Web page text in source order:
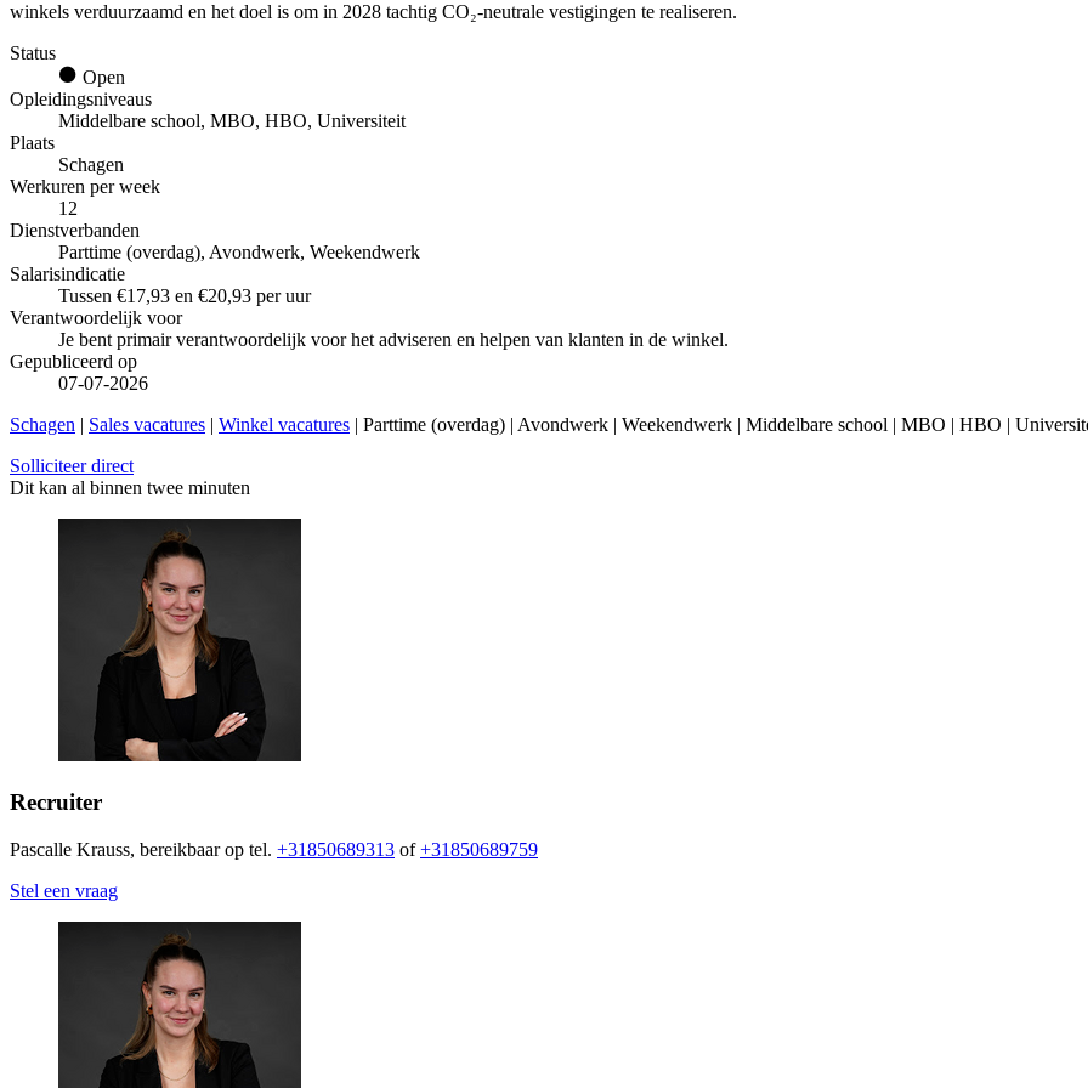
winkels verduurzaamd en het doel is om in 2028 tachtig CO₂-neutrale vestigingen te realiseren.
Status
Open
Opleidingsniveaus
Middelbare school, MBO, HBO, Universiteit
Plaats
Schagen
Werkuren per week
12
Dienstverbanden
Parttime (overdag), Avondwerk, Weekendwerk
Salarisindicatie
Tussen €17,93 en €20,93 per uur
Verantwoordelijk voor
Je bent primair verantwoordelijk voor het adviseren en helpen van klanten in de winkel.
Gepubliceerd op
07-07-2026
Schagen | Sales vacatures | Winkel vacatures | Parttime (overdag) | Avondwerk | Weekendwerk | Middelbare school | MBO | HBO |
Solliciteer direct
Dit kan al binnen twee minuten
Recruiter
Pascalle Krauss, bereikbaar op tel. +31850689313 of+31850689759
Stel een vraag